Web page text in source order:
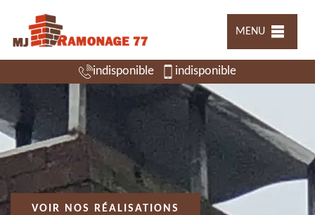
MENU
indisponible indisponible
VOIR NOS RÉALISATIONS